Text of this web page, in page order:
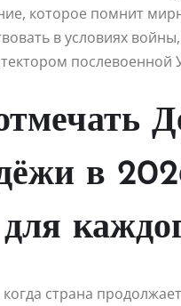
которое помнит
в условиях
послевоенной
в
когда страна продолжает